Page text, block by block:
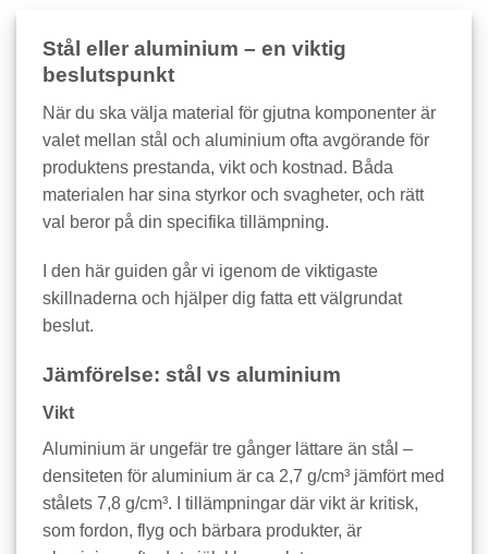
Stål eller aluminium – en viktig
beslutspunkt
När du ska välja material för gjutna komponenter är
valet mellan stål och aluminium ofta avgörande för
produktens prestanda, vikt och kostnad. Båda
materialen har sina styrkor och svagheter, och rätt
val beror på din specifika tillämpning.
I den här guiden går vi igenom de viktigaste
skillnaderna och hjälper dig fatta ett välgrundat
beslut.
Jämförelse: stål vs aluminium
Vikt
Aluminium är ungefär tre gånger lättare än stål –
densiteten för aluminium är ca 2,7 g/cm³ jämfört med
stålets 7,8 g/cm³. I tillämpningar där vikt är kritisk,
som fordon, flyg och bärbara produkter, är